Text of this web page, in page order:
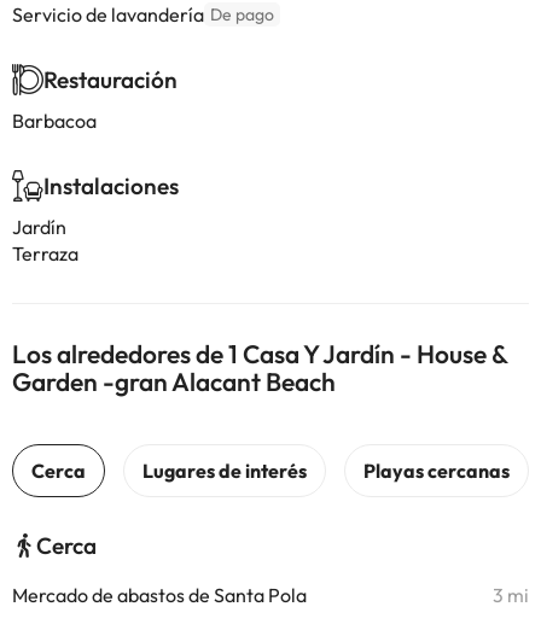
Servicio de lavandería De pago
Restauración
Barbacoa
Instalaciones
Jardín
Terraza
Los alrededores de 1 Casa Y Jardín - House &
Garden -gran Alacant Beach
Cerca
Mercado de abastos de Santa Pola 3 mi